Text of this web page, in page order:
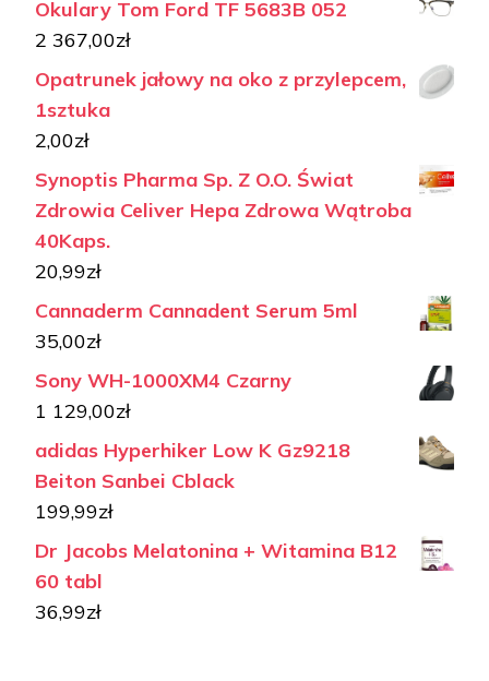
Okulary Tom Ford TF 5683B 052
2 367,00zł
Opatrunek jałowy na oko z przylepcem,
1sztuka
2,00zł
Synoptis Pharma Sp. Z O.O. Świat
Zdrowia Celiver Hepa Zdrowa Wątroba
40Kaps.
20,99zł
Cannaderm Cannadent Serum 5ml
35,00zł
Sony WH-1000XM4 Czarny
1 129,00zł
adidas Hyperhiker Low K Gz9218
Beiton Sanbei Cblack
199,99zł
Dr Jacobs Melatonina + Witamina B12
60 tabl
36,99zł